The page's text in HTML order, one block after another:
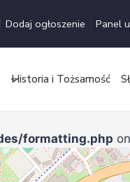
Dodaj ogłoszenie Panel
Historia i Tożsamość
formatting.php